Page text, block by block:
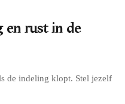
en rust in de
de indeling klopt. Stel jezelf